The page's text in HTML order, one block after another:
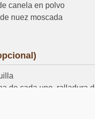
canela en polvo
nuez moscada
de cada uno, ralladura